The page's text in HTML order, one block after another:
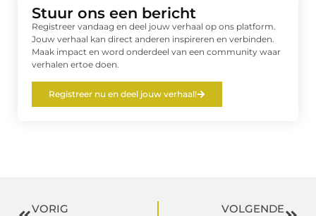
Stuur ons een bericht
Registreer vandaag en deel jouw verhaal op ons platform.
Jouw verhaal kan direct anderen inspireren en verbinden.
Maak impact en word onderdeel van een community waar
verhalen ertoe doen.
Registreer nu en deel jouw verhaal!
VORIG VOLGENDE